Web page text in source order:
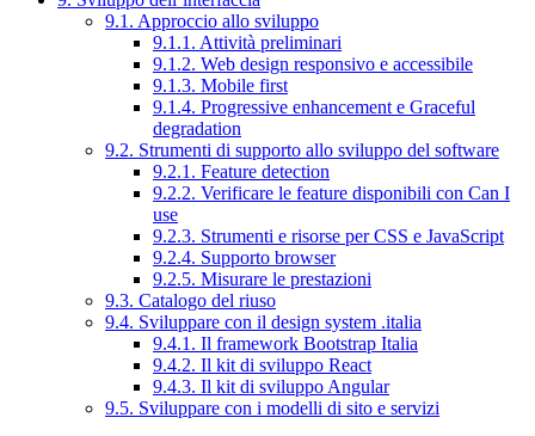
9.1. Approccio allo sviluppo
9.1.1. Attività preliminari
9.1.2. Web design responsivo e accessibile
9.1.3. Mobile first
9.1.4. Progressive enhancement e Graceful
degradation
9.2. Strumenti di supporto allo sviluppo del software
9.2.1. Feature detection
9.2.2. Verificare le feature disponibili con Can I
use
9.2.3. Strumenti e risorse per CSS e JavaScript
9.2.4. Supporto browser
9.2.5. Misurare le prestazioni
9.3. Catalogo del riuso
9.4. Sviluppare con il design system .italia
9.4.1. Il framework Bootstrap Italia
9.4.2. Il kit di sviluppo React
9.4.3. Il kit di sviluppo Angular
9.5. Sviluppare con i modelli di sito e servizi